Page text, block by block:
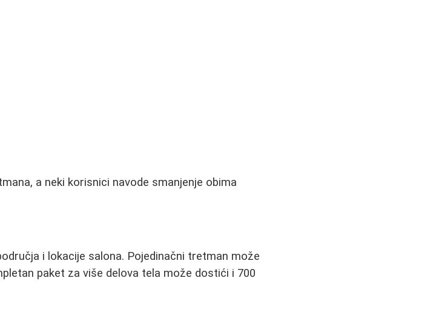
a neki korisnici navode smanjenje obima
i lokacije salona. Pojedinačni tretman može
paket za više delova tela može dostići i 700